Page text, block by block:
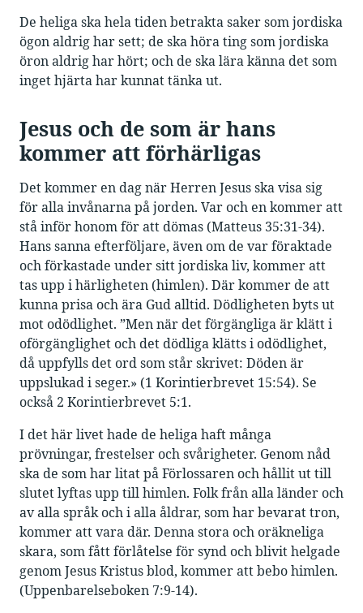
De heliga ska hela tiden betrakta saker som jordiska
ögon aldrig har sett; de ska höra ting som jordiska
öron aldrig har hört; och de ska lära känna det som
inget hjärta har kunnat tänka ut.
Jesus och de som är hans
kommer att förhärligas
Det kommer en dag när Herren Jesus ska visa sig
för alla invånarna på jorden. Var och en kommer att
stå inför honom för att dömas (Matteus 35:31-34).
Hans sanna efterföljare, även om de var föraktade
och förkastade under sitt jordiska liv, kommer att
tas upp i härligheten (himlen). Där kommer de att
kunna prisa och ära Gud alltid. Dödligheten byts ut
mot odödlighet. ”Men när det förgängliga är klätt i
oförgänglighet och det dödliga klätts i odödlighet,
då uppfylls det ord som står skrivet: Döden är
uppslukad i seger.» (1 Korintierbrevet 15:54). Se
också 2 Korintierbrevet 5:1.
I det här livet hade de heliga haft många
prövningar, frestelser och svårigheter. Genom nåd
ska de som har litat på Förlossaren och hållit ut till
slutet lyftas upp till himlen. Folk från alla länder och
av alla språk och i alla åldrar, som har bevarat tron,
kommer att vara där. Denna stora och oräkneliga
skara, som fått förlåtelse för synd och blivit helgade
genom Jesus Kristus blod, kommer att bebo himlen.
(Uppenbarelseboken 7:9-14).